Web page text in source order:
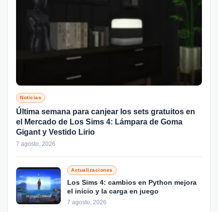
Noticias
Última semana para canjear los sets gratuitos en
el Mercado de Los Sims 4: Lámpara de Goma
Gigant y Vestido Lirio
7 agosto, 2026
Actualizaciones
Los Sims 4: cambios en Python mejora
el inicio y la carga en juego
7 agosto, 2026